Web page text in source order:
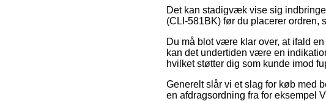
Det kan stadigvæk vise sig
(CLI-581BK) før du placerer ordren,
Du må blot være klar over, at ifald
kan det undertiden være en
hvilket støtter dig som kunde imod
Generelt slår vi et slag for køb med
en afdragsordning fra for eksempel